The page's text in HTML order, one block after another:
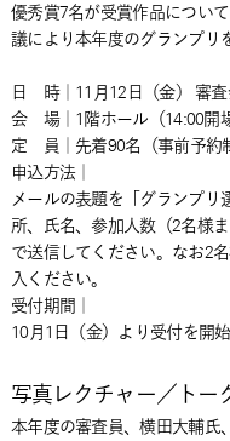
優秀賞7名が受賞作品につい
議により本年度のグランプリ
日 時｜11月12日（金） 審査
会 場｜1階ホール（14:00開場
定 員｜先着90名（事前予約
申込方法｜
メールの表題を「グランプ
所、氏名、参加人数（2名様
で送信してください。なお2
入ください。
受付期間｜
10月1日（金）より受付を開
写真レクチャー／トー
本年度の審査員、横田大輔氏